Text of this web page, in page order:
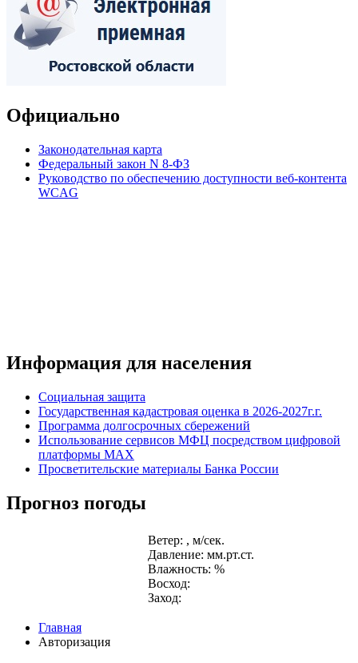
Официально
Законодательная карта
Федеральный закон N 8-ФЗ
Руководство по обеспечению доступности веб-контента
WCAG
Информация для населения
Социальная защита
Государственная кадастровая оценка в 2026-2027г.г.
Программа долгосрочных сбережений
Использование сервисов МФЦ посредством цифровой
платформы MAX
Просветительские материалы Банка России
Прогноз погоды
Ветер: , м/сек.
Давление: мм.рт.ст.
Влажность: %
Восход:
Заход:
Главная
Авторизация